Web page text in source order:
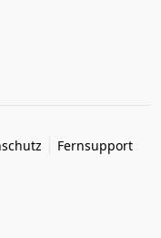
Fernsupport